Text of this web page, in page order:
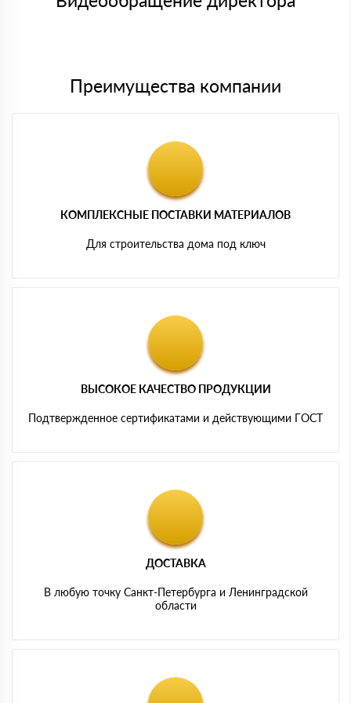
Преимущества компании
КОМПЛЕКСНЫЕ ПОСТАВКИ МАТЕРИАЛОВ
Для строительства дома под ключ
ВЫСОКОЕ КАЧЕСТВО ПРОДУКЦИИ
Подтвержденное сертификатами и действующими ГОСТ
ДОСТАВКА
В любую точку Санкт-Петербурга и Ленинградской
области